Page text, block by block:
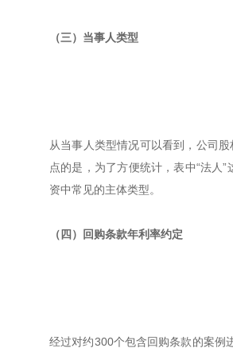
（三）当事人类型
从当事人类型情况可以看到，公司
点的是，为了方便统计，表中“法人
资中常见的主体类型。
（四）回购条款年利率约定
经过对约300个包含回购条款的案例